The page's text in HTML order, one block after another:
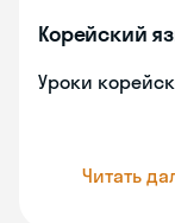
Корейский
Уроки
Читать